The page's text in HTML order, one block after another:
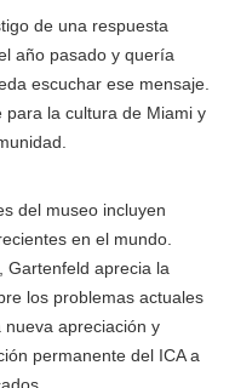
de una respuesta
año pasado y quería
escuchar ese mensaje.
para la cultura de Miami y
del museo incluyen
en el mundo.
Gartenfeld aprecia la
los problemas actuales
apreciación y
permanente del ICA a